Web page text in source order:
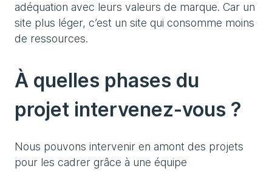
adéquation avec leurs valeurs de marque. Car un
site plus léger, c’est un site qui consomme moins
de ressources.
À quelles phases du
projet intervenez-vous ?
Nous pouvons intervenir en amont des projets
pour les cadrer grâce à une équipe